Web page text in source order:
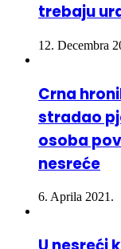
12. Decembra
stradao
osoba
nesreće
6. Aprila 2021.